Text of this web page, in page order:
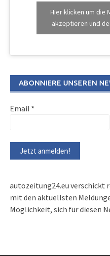
Hier klicken um die
akzeptieren und
ABONNIERE UNSEREN
Email *
autozeitung24.eu
mit den aktuellsten
Möglichkeit, sich für diesen